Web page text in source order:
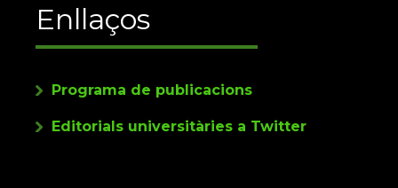
Enllaços
Programa de publicacions
Editorials universitàries a Twitter